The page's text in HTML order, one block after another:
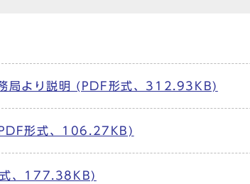
局より説明 (PDF形式、312.93KB)
形式、106.27KB)
式、177.38KB)